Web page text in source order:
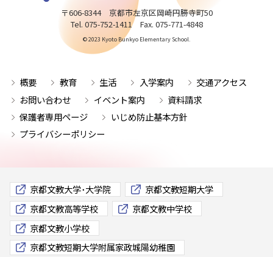
〒606-8344 京都市左京区岡崎円勝寺町50
Tel. 075-752-1411 Fax. 075-771-4848
© 2023 Kyoto Bunkyo Elementary School.
概要 教育 生活 入学案内
交通アクセス
お問い合わせ
イベント案内
資料請求
保護者専用ページ
いじめ防止基本方針
プライバシーポリシー
京都文教大学･大学院
京都文教短期大学
京都文教高等学校
京都文教中学校
京都文教小学校
京都文教短期大学附属家政城陽幼稚園